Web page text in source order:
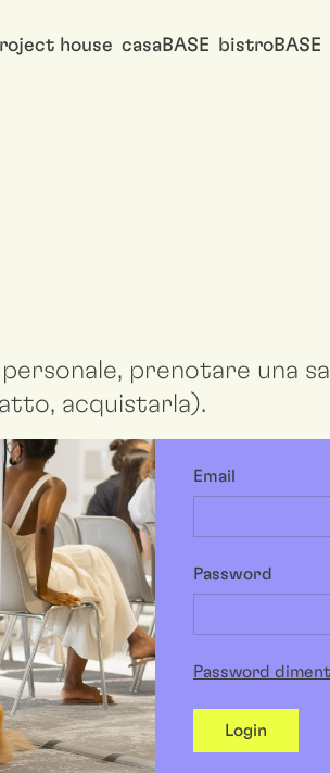
house casaBASE bistroBASE
prenotare una
acquistarla).
Email
Password
Password
Login